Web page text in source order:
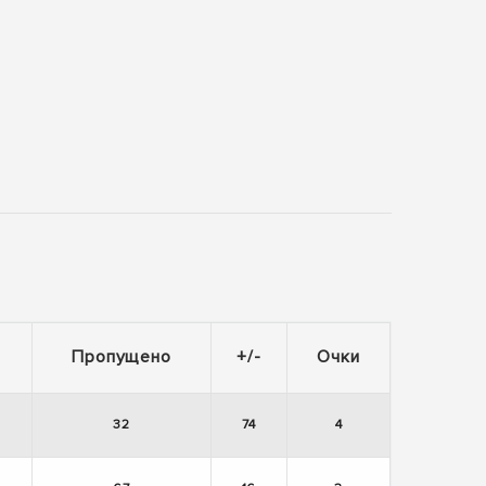
Пропущено +/- Очки
32 74 4